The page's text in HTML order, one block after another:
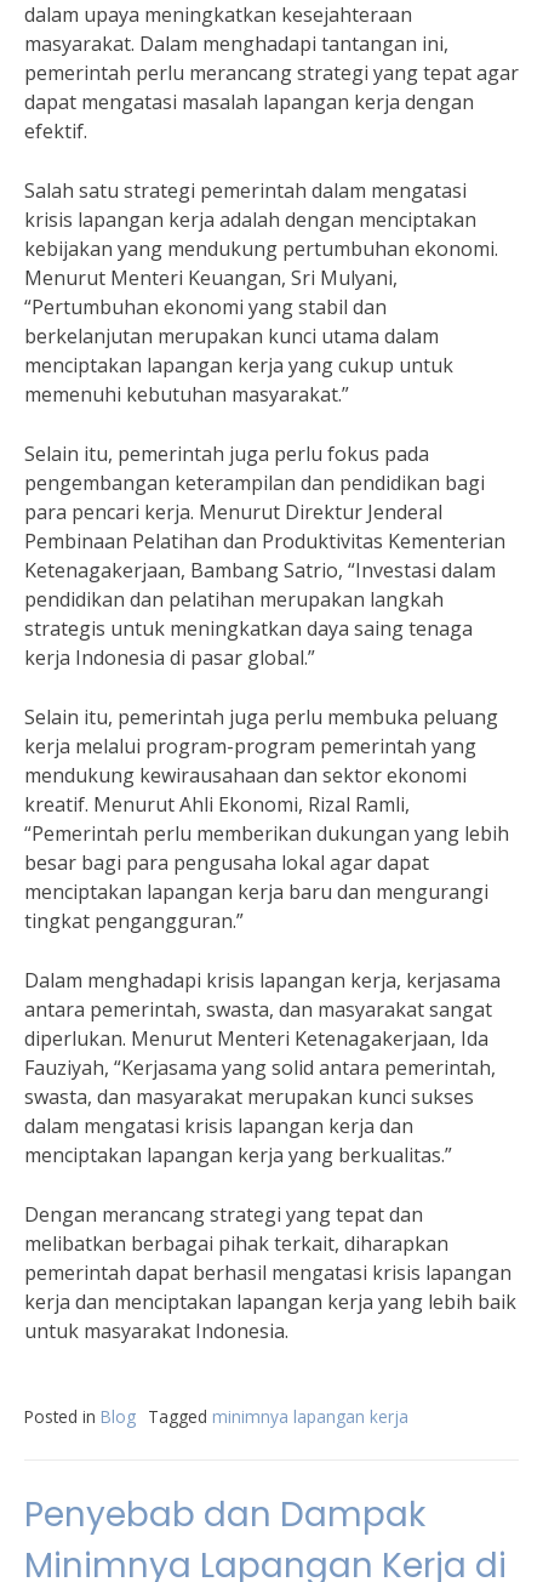
dalam upaya meningkatkan kesejahteraan
masyarakat. Dalam menghadapi tantangan ini,
pemerintah perlu merancang strategi yang tepat agar
dapat mengatasi masalah lapangan kerja dengan
efektif.
Salah satu strategi pemerintah dalam mengatasi
krisis lapangan kerja adalah dengan menciptakan
kebijakan yang mendukung pertumbuhan ekonomi.
Menurut Menteri Keuangan, Sri Mulyani,
“Pertumbuhan ekonomi yang stabil dan
berkelanjutan merupakan kunci utama dalam
menciptakan lapangan kerja yang cukup untuk
memenuhi kebutuhan masyarakat.”
Selain itu, pemerintah juga perlu fokus pada
pengembangan keterampilan dan pendidikan bagi
para pencari kerja. Menurut Direktur Jenderal
Pembinaan Pelatihan dan Produktivitas Kementerian
Ketenagakerjaan, Bambang Satrio, “Investasi dalam
pendidikan dan pelatihan merupakan langkah
strategis untuk meningkatkan daya saing tenaga
kerja Indonesia di pasar global.”
Selain itu, pemerintah juga perlu membuka peluang
kerja melalui program-program pemerintah yang
mendukung kewirausahaan dan sektor ekonomi
kreatif. Menurut Ahli Ekonomi, Rizal Ramli,
“Pemerintah perlu memberikan dukungan yang lebih
besar bagi para pengusaha lokal agar dapat
menciptakan lapangan kerja baru dan mengurangi
tingkat pengangguran.”
Dalam menghadapi krisis lapangan kerja, kerjasama
antara pemerintah, swasta, dan masyarakat sangat
diperlukan. Menurut Menteri Ketenagakerjaan, Ida
Fauziyah, “Kerjasama yang solid antara pemerintah,
swasta, dan masyarakat merupakan kunci sukses
dalam mengatasi krisis lapangan kerja dan
menciptakan lapangan kerja yang berkualitas.”
Dengan merancang strategi yang tepat dan
melibatkan berbagai pihak terkait, diharapkan
pemerintah dapat berhasil mengatasi krisis lapangan
kerja dan menciptakan lapangan kerja yang lebih baik
untuk masyarakat Indonesia.
Posted in Blog Tagged minimnya lapangan kerja
Penyebab dan Dampak
Minimnya Lapangan Kerja di